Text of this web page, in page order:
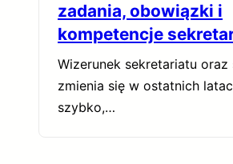
zadania, obowiązki i
kompetencje
Wizerunek sekretariatu oraz
zmienia się w ostatnich
szybko,…